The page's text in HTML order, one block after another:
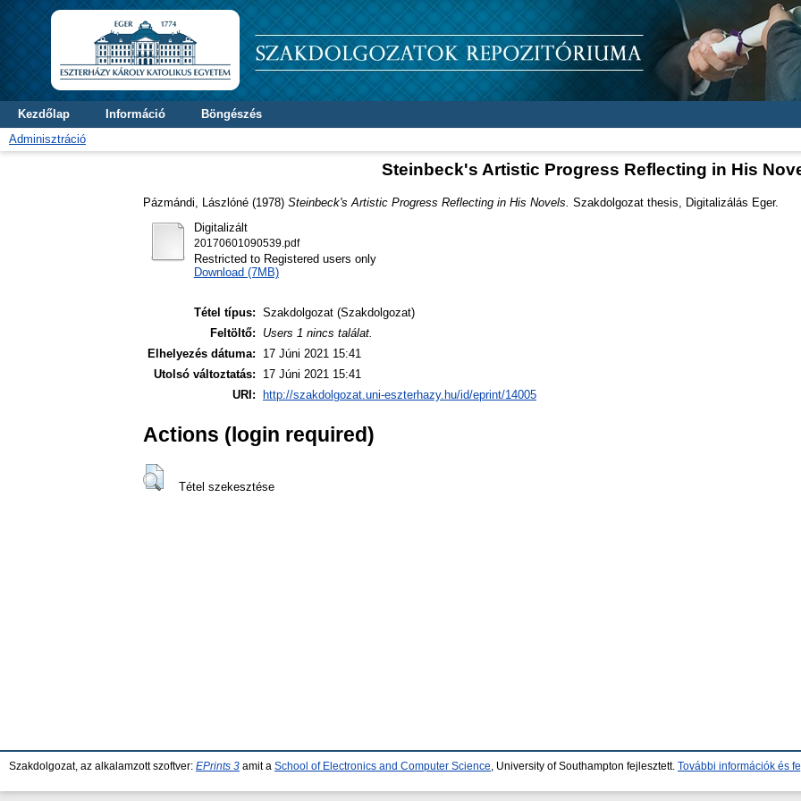
Kezdőlap Információ
Böngészés
Adminisztráció
Steinbeck's Artistic Progress Reflecting in His
Pázmándi, Lászlóné (1978) Steinbeck's Artistic Progress Reflecting in His Novels. Szakdolgozat thesis, Digitalizálás Eger.
Digitalizált
20170601090539.pdf
Restricted to Registered users only
Download (7MB)
Tétel típus: Szakdolgozat (Szakdolgozat)
Feltöltő:
Users 1 nincs találat.
Elhelyezés dátuma:
17 Júni 2021 15:41
Utolsó változtatás:
17 Júni 2021 15:41
URI:
http://szakdolgozat.uni-eszterhazy.hu/id/eprint/14005
Actions (login required)
Tétel szekesztése
Szakdolgozat, az alkalamzott szoftver: EPrints 3 amit a School of Electronics and Computer Science , University of Southampton fejlesztett. További információk és